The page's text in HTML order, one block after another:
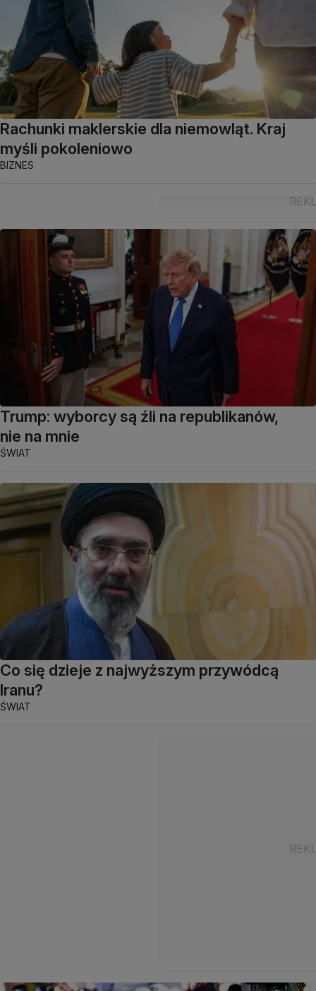
Rachunki maklerskie dla niemowląt. Kraj
myśli pokoleniowo
BIZNES
Trump: wyborcy są źli na republikanów,
nie na mnie
ŚWIAT
Co się dzieje z najwyższym przywódcą
Iranu?
ŚWIAT